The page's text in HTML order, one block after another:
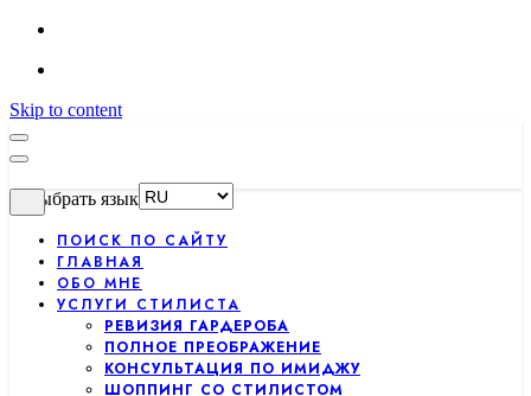
Skip to content
Выбрать язык
ПОИСК ПО САЙТУ
ГЛАВНАЯ
ОБО МНЕ
УСЛУГИ СТИЛИСТА
РЕВИЗИЯ ГАРДЕРОБА
ПОЛНОЕ ПРЕОБРАЖЕНИЕ
КОНСУЛЬТАЦИЯ ПО ИМИДЖУ
ШОППИНГ СО СТИЛИСТОМ